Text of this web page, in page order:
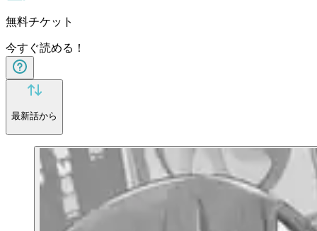
無料チケット
今すぐ読める！
最新話から